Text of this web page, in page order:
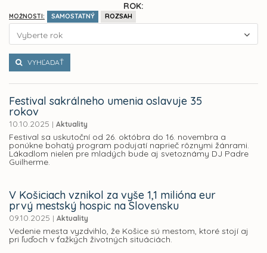
ROK:
MOŽNOSTI: SAMOSTATNÝ ROZSAH
Vyberte rok
VYHĽADAŤ
Festival sakrálneho umenia oslavuje 35
rokov
10.10.2025 | Aktuality
Festival sa uskutoční od 26. októbra do 16. novembra a
ponúkne bohatý program podujatí naprieč rôznymi žánrami.
Lákadlom nielen pre mladých bude aj svetoznámy DJ Padre
Guilherme.
V Košiciach vznikol za vyše 1,1 milióna eur
prvý mestský hospic na Slovensku
09.10.2025 | Aktuality
Vedenie mesta vyzdvihlo, že Košice sú mestom, ktoré stojí aj
pri ľuďoch v ťažkých životných situáciách.